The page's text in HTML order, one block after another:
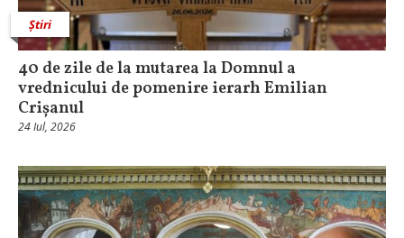
Știri
40 de zile de la mutarea la Domnul a
vrednicului de pomenire ierarh Emilian
Crișanul
24 Iul, 2026